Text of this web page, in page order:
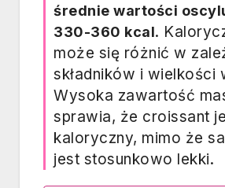
średnie wartości
330-360 kcal.
może się różnić w
składników i wielkości
Wysoka zawartość
sprawia, że croissant
kaloryczny, mimo że
jest stosunkowo lekki.